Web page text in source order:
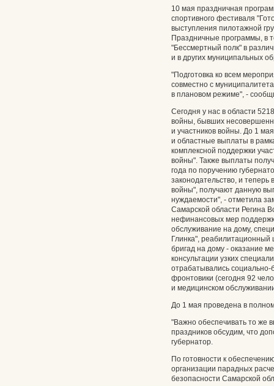
10 мая праздничная
спортивного фестиваля
выступления пилотажной
Праздничные программы, в
"Бессмертный полк" в
и в других муниципальных
"Подготовка ко всем
совместно с
в плановом режиме", -
Сегодня у нас в области
войны, бывших
и участников войны. До 1
и областные выплаты в
комплексной поддержки
войны". Также выплаты
года по поручению
законодательство, и теперь
войны", получают данную
нуждаемости", - отметила
Самарской области Регина
нефинансовых мер
обслуживание на дому,
Глинка",
бригад на дому - оказание
консультации узких
отрабатывались
фронтовики (сегодня 92
и медицинском
До 1 мая проведена в
"Важно обеспечивать то же
праздников обсудим, что
губернатор.
По готовности к
организации парадных
безопасности Самарской